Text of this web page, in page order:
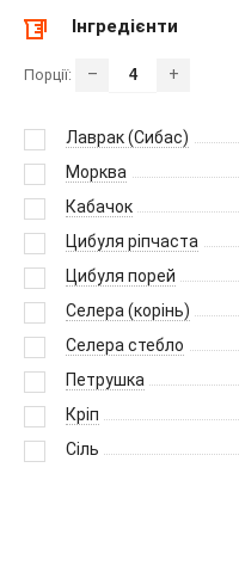
Інгредієнти
Порції: – +
Лаврак (Сибас)
Морква
Кабачок
Цибуля ріпчаста
Цибуля порей
Селера (корінь)
Селера стебло
Петрушка
Кріп
Сіль